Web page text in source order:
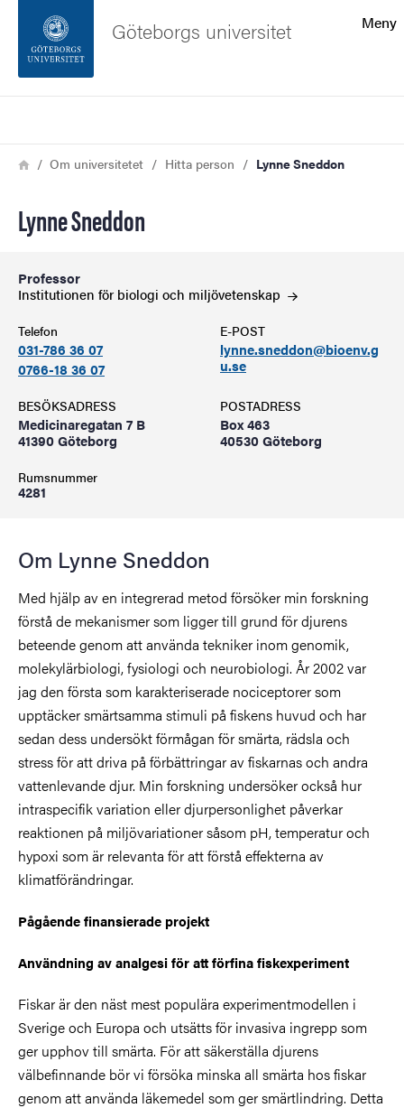
Sidfoten
Meny
Göteborgs universitet
Länkstig
HemOm universitetet Hitta person Lynne Sneddon
Lynne Sneddon
Professor
Institutionen för biologi och miljövetenskap
Telefon
031-786 36 07
0766-18 36 07
E-POST
lynne.sneddon@bioenv.g
u.se
BESÖKSADRESS
Medicinaregatan 7 B
41390 Göteborg
Rumsnummer
4281
POSTADRESS
Box 463
40530 Göteborg
Om Lynne Sneddon
Med hjälp av en integrerad metod försöker min forskning
förstå de mekanismer som ligger till grund för djurens
beteende genom att använda tekniker inom genomik,
molekylärbiologi, fysiologi och neurobiologi. År 2002 var
jag den första som karakteriserade nociceptorer som
upptäcker smärtsamma stimuli på fiskens huvud och har
sedan dess undersökt förmågan för smärta, rädsla och
stress för att driva på förbättringar av fiskarnas och andra
vattenlevande djur. Min forskning undersöker också hur
intraspecifik variation eller djurpersonlighet påverkar
reaktionen på miljövariationer såsom pH, temperatur och
hypoxi som är relevanta för att förstå effekterna av
klimatförändringar.
Pågående finansierade projekt
Användning av analgesi för att förfina fiskexperiment
Fiskar är den näst mest populära experimentmodellen i
Sverige och Europa och utsätts för invasiva ingrepp som
ger upphov till smärta. För att säkerställa djurens
välbefinnande bör vi försöka minska all smärta hos fiskar
genom att använda läkemedel som ger smärtlindring. Detta